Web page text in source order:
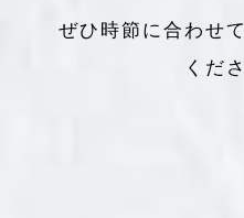
ぜひ時節に合わせ
くだ